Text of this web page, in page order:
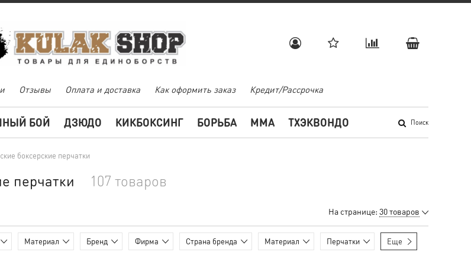
Отзывы Оплата и доставка Как оформить заказ Кредит/Рассрочка
Поиск
БОЙ ДЗЮДО КИКБОКСИНГ БОРЬБА MMA ТХЭКВОНДО
боксерские перчатки
перчатки 107 товаров
На странице: 30 товаров
Материал Бренд Фирма Страна бренда Материал Перчатки Еще